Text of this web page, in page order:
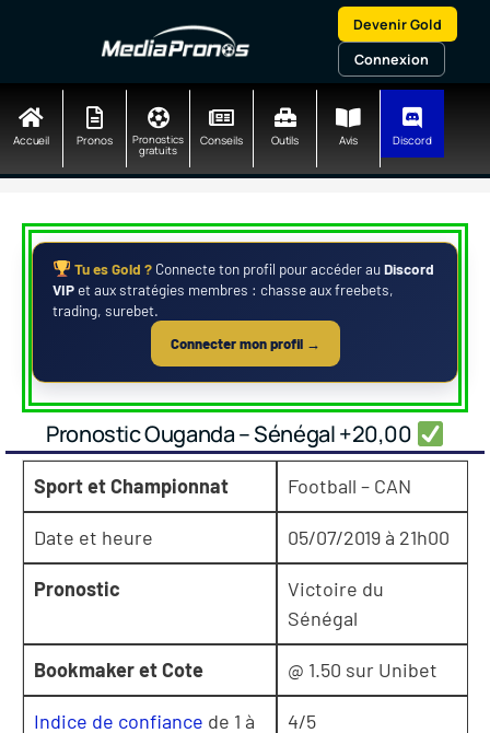
Devenir Gold
Connexion
Accueil Pronos Pronostics
gratuits
Conseils Outils Avis Discord
Tu es Gold ? Connecte ton profil pour accéder auDiscord
VIPet aux stratégies membres : chasse aux freebets,
trading, surebet.
Connecter mon profil →
Pronostic Ouganda – Sénégal +20,00
Sport et Championnat Football – CAN
Date et heure 05/07/2019 à 21h00
Pronostic
Victoire du
Sénégal
Bookmaker et Cote @ 1.50 sur Unibet
Indice de confiance de 1 à
4/5